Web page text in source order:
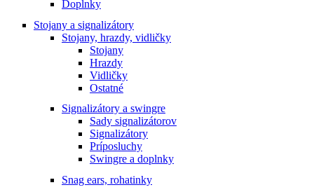
Doplnky
Stojany a signalizátory
Stojany, hrazdy, vidličky
Stojany
Hrazdy
Vidličky
Ostatné
Signalizátory a swingre
Sady signalizátorov
Signalizátory
Príposluchy
Swingre a doplnky
Snag ears, rohatinky